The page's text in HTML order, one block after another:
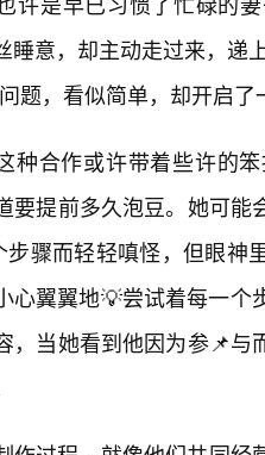
睡意，却主动走过来，递
题，看似简单，却开启
种合作或许带着些许的
要提前多久泡豆。她可
步骤而轻轻嗔怪，但眼
心翼翼地💡尝试着每一
，当她看到他因为参📌